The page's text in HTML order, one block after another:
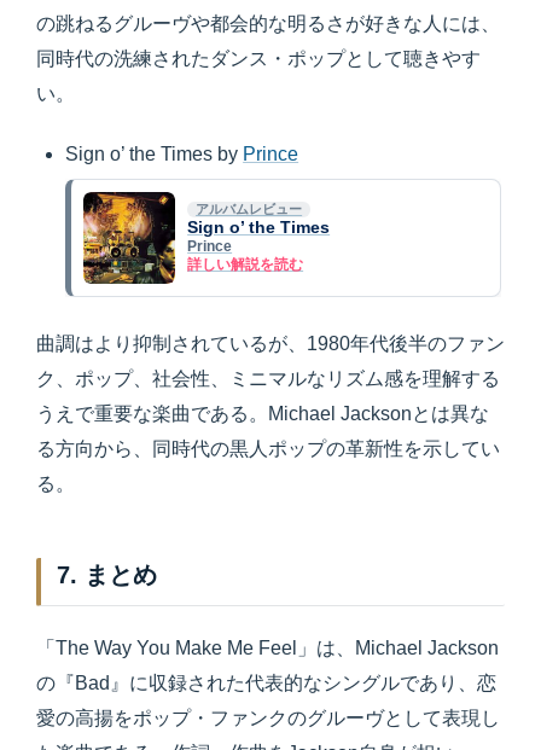
の跳ねるグルーヴや都会的な明るさが好きな人には、
同時代の洗練されたダンス・ポップとして聴きやす
い。
Sign o’ the Times by Prince
アルバムレビュー
Sign o’ the Times
Prince
詳しい解説を読む
曲調はより抑制されているが、1980年代後半のファン
ク、ポップ、社会性、ミニマルなリズム感を理解する
うえで重要な楽曲である。Michael Jacksonとは異な
る方向から、同時代の黒人ポップの革新性を示してい
る。
7. まとめ
「The Way You Make Me Feel」は、Michael Jackson
の『Bad』に収録された代表的なシングルであり、恋
愛の高揚をポップ・ファンクのグルーヴとして表現し